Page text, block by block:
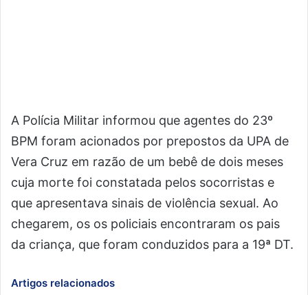
A Polícia Militar informou que agentes do 23º
BPM foram acionados por prepostos da UPA de
Vera Cruz em razão de um bebê de dois meses
cuja morte foi constatada pelos socorristas e
que apresentava sinais de violência sexual. Ao
chegarem, os os policiais encontraram os pais
da criança, que foram conduzidos para a 19ª DT.
Artigos relacionados